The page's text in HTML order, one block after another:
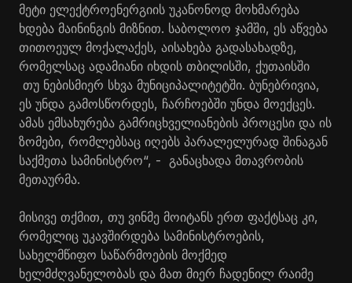
მეტი ელექტროენერგიის უკანონოდ მოხმარება
ხდება მაინინგის მიზნით. საბოლოო ჯამში, ეს აწვება
თითოეულ მოქალაქეს, აისახება გადასახადზე,
რომელსაც ადამიანი იხდის თბილისში, ქუთაისში
თუ ნებისმიერ სხვა მუნიციპალიტეტში. ბუნებრივია,
ეს უნდა გამოსწორდეს, ჩარჩოებში უნდა მოექცეს.
ამას ემსახურება გამრიცხველიანების პროცესი და ის
ზომები, რომლებსაც იღებს პარალელურად შინაგან
საქმეთა სამინისტრო“, - განაცხადა მთავრობის
მეთაურმა.
მისივე თქმით, თუ ვინმე მოიტანს ერთ ფაქტსაც კი,
რომელიც უკავშირდება სამინისტროების,
სახელმწიფო საწარმოების მოქმედ
ხელმძღვანელობას და მათ მიერ ჩადენილ რაიმე